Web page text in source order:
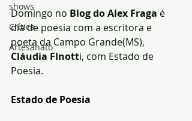
shows
Crítica
Artesanato
Domingo no Blog do Alex Fraga é
dia de poesia com a escritora e
poeta da Campo Grande(MS),
Cláudia FInotti, com Estado de
Poesia.
Estado de Poesia